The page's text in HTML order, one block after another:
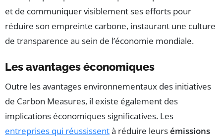
et de communiquer visiblement ses efforts pour
réduire son empreinte carbone, instaurant une culture
de transparence au sein de l’économie mondiale.
Les avantages économiques
Outre les avantages environnementaux des initiatives
de Carbon Measures, il existe également des
implications économiques significatives. Les
entreprises qui réussissentà réduire leursémissions